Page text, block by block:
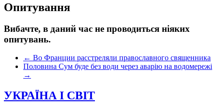
Опитування
Вибачте, в даний час не проводиться ніяких
опитувань.
← Во Франции расстреляли православного священника
Половина Сум буде без води через аварію на водомережі
→
УКРАЇНА І СВІТ